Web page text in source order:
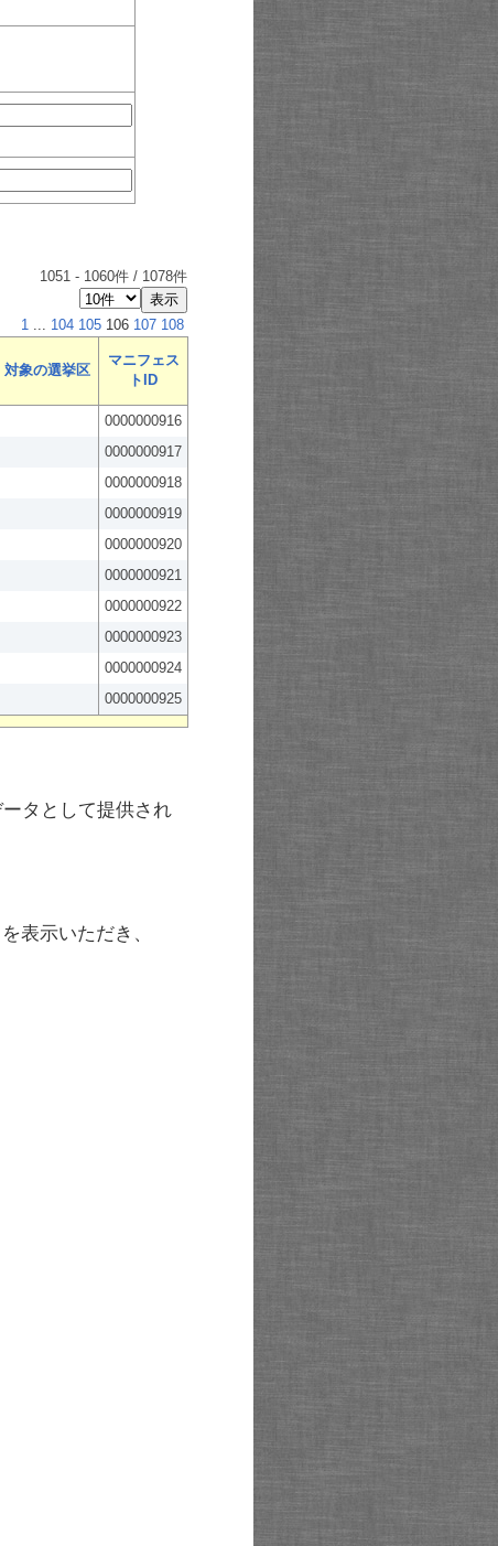
1051 - 1060件 / 1078件
1 ... 104 105 106 107 108
対象の選挙区
マニフェス
トID
0000000916
0000000917
0000000918
0000000919
0000000920
0000000921
0000000922
0000000923
0000000924
0000000925
タとして提供され
表示いただき、